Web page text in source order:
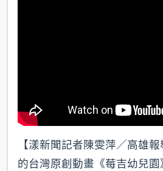
【漾新聞記者陳雯萍／高雄
的台灣原創動畫《莓吉幼兒